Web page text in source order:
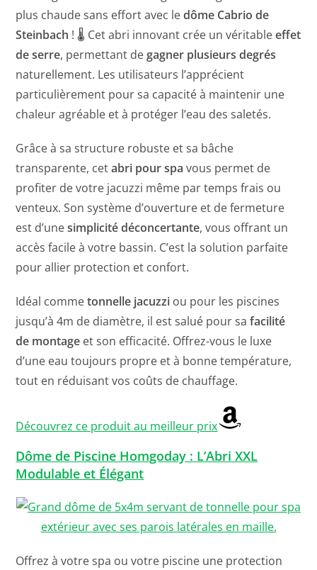
plus chaude sans effort avec ledôme Cabrio de
Steinbach ! 🌡️ Cet abri innovant crée un véritableeffet
de serre, permettant degagner plusieurs degrés
naturellement. Les utilisateurs l’apprécient
particulièrement pour sa capacité à maintenir une
chaleur agréable et à protéger l’eau des saletés.
Grâce à sa structure robuste et sa bâche
transparente, cetabri pour spa vous permet de
profiter de votre jacuzzi même par temps frais ou
venteux. Son système d’ouverture et de fermeture
est d’unesimplicité déconcertante, vous offrant un
accès facile à votre bassin. C’est la solution parfaite
pour allier protection et confort.
Idéal commetonnelle jacuzzi ou pour les piscines
jusqu’à 4m de diamètre, il est salué pour safacilité
de montage et son efficacité. Offrez-vous le luxe
d’une eau toujours propre et à bonne température,
tout en réduisant vos coûts de chauffage.
Découvrez ce produit au meilleur prix
Dôme de Piscine Homgoday : L’Abri XXL
Modulable et Élégant
Offrez à votre spa ou votre piscine une protection